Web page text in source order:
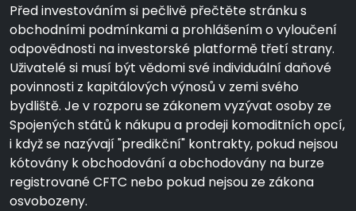
Před investováním si pečlivě přečtěte stránku s
obchodními podmínkami a prohlášením o vyloučení
odpovědnosti na investorské platformě třetí strany.
Uživatelé si musí být vědomi své individuální daňové
povinnosti z kapitálových výnosů v zemi svého
bydliště. Je v rozporu se zákonem vyzývat osoby ze
Spojených států k nákupu a prodeji komoditních opcí,
i když se nazývají "predikční" kontrakty, pokud nejsou
kótovány k obchodování a obchodovány na burze
registrované CFTC nebo pokud nejsou ze zákona
osvobozeny.